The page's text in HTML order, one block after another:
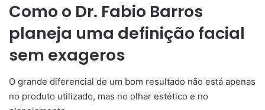
Como o Dr. Fabio Barros
planeja uma definição facial
sem exageros
O grande diferencial de um bom resultado não está apenas
no produto utilizado, mas no olhar estético e no